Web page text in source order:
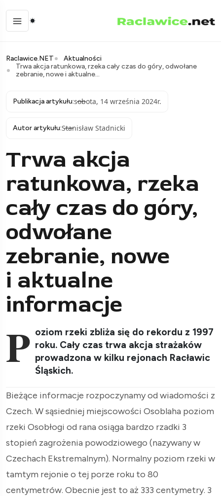
Raclawice.NET
Aktualności
Trwa akcja ratunkowa, rzeka cały czas do góry, odwołane
zebranie, nowe i aktualne...
Publikacja artykułu:sobota, 14 września 2024r.
Autor artykułu:Stanisław Stadnicki
Trwa akcja
ratunkowa, rzeka
cały czas do góry,
odwołane
zebranie, nowe
i aktualne
informacje
P oziom rzeki zbliża się do rekordu z 1997
roku. Cały czas trwa akcja strażaków
prowadzona w kilku rejonach Racławic
Śląskich.
Bieżące informacje rozpoczynamy od wiadomości z
Czech. W sąsiedniej miejscowości Osoblaha poziom
rzeki Osobłogi od rana osiąga bardzo rzadki 3
stopień zagrożenia powodziowego (nazywany w
Czechach Ekstremalnym). Normalny poziom rzeki w
tamtym rejonie o tej porze roku to 80
centymetrów. Obecnie jest to aż 333 centymetry. 3